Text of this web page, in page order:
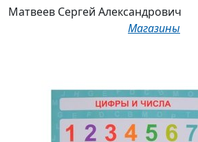
Матвеев Сергей Александрович
Магазины